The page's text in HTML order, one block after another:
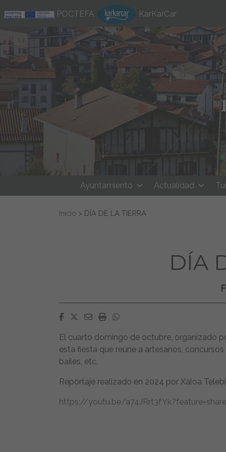
POCTEFA
KarKarCar
Ayuntamiento Actualidad
Buscar:
Inicio > DÍA DE LA TIERRA
DÍA
Facebook
Twitter
EmailImprimirWhatsapp
El cuarto domingo de octubre, organizado
esta fiesta que reúne a artesanos,
bailes, etc.
Reportaje realizado en 2024 por Xaloa
https://youtu.be/